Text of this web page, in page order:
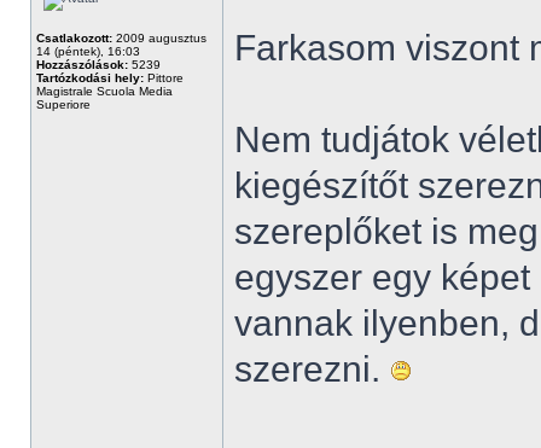
Csatlakozott: 2009 augusztus
14 (péntek), 16:03
Hozzászólások: 5239
Tartózkodási hely: Pittore
Magistrale Scuola Media
Superiore
Farkasom viszont
Nem tudjátok
kiegészítőt
szereplőket is
egyszer egy
vannak ilyenben,
szerezni.